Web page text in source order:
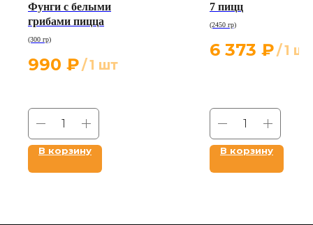
Фунги с белыми
грибами пицца
(300 гр)
990 ₽/1 шт
В корзину
7 пицц
(2450 гр)
6 373 ₽/1 шт
В корзину